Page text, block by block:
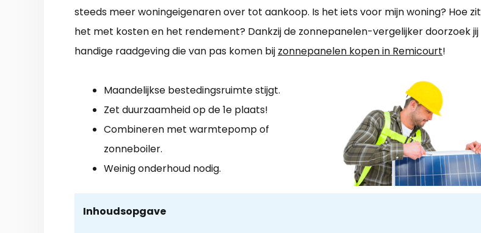
steeds meer woningeigenaren over tot aankoop. Is het iets voor mijn woning? Hoe zit
het met kosten en het rendement? Dankzij de zonnepanelen-vergelijker doorzoek jij
handige raadgeving die van pas komen bij zonnepanelen kopen in Remicourt!
Maandelijkse bestedingsruimte stijgt.
Zet duurzaamheid op de 1e plaats!
Combineren met warmtepomp of
zonneboiler.
Weinig onderhoud nodig.
Inhoudsopgave